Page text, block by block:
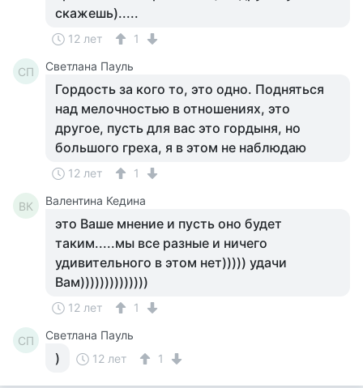
скажешь).....
12 лет 1
СП Светлана Пауль
Гордость за кого то, это одно. Подняться
над мелочностью в отношениях, это
другое, пусть для вас это гордыня, но
большого греха, я в этом не наблюдаю
12 лет 1
ВК Валентина Кедина
это Ваше мнение и пусть оно будет
таким.....мы все разные и ничего
удивительного в этом нет))))) удачи
Вам))))))))))))))
12 лет 1
СП Светлана Пауль
) 12 лет 1